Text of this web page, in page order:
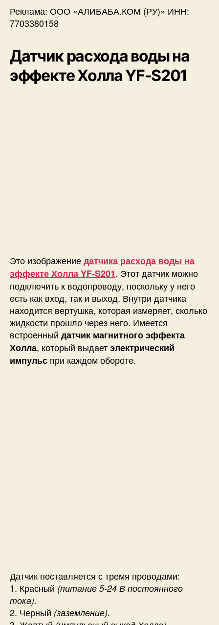
Реклама: ООО «АЛИБАБА.КОМ (РУ)» ИНН:
7703380158
Датчик расхода воды на
эффекте Холла YF-S201
Это изображениедатчика расхода воды на
эффекте Холла YF-S201. Этот датчик можно
подключить к водопроводу, поскольку у него
есть как вход, так и выход. Внутри датчика
находится вертушка, которая измеряет, сколько
жидкости прошло через него. Имеется
встроенный датчик магнитного эффекта
Холла, который выдаетэлектрический
импульс при каждом обороте.
Датчик поставляется с тремя проводами:
1. Красный (питание 5-24 В постоянного
тока).
2. Черный (заземление).